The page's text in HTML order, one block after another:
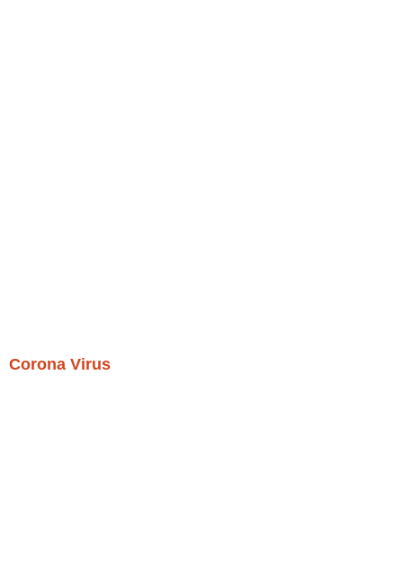
Corona Virus